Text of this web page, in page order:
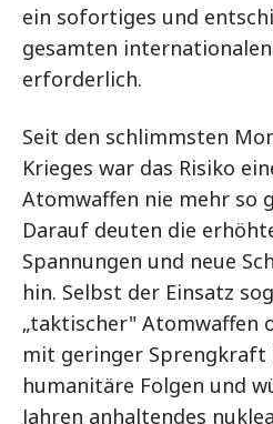
ein sofortiges und
gesamten
erforderlich.
Seit den schlimmsten
Krieges war das Risiko
Atomwaffen nie mehr so
Darauf deuten die
Spannungen und neue
hin. Selbst der Einsatz
„taktischer" Atomwaffen
mit geringer Sprengkraft
humanitäre Folgen und
Jahren anhaltendes